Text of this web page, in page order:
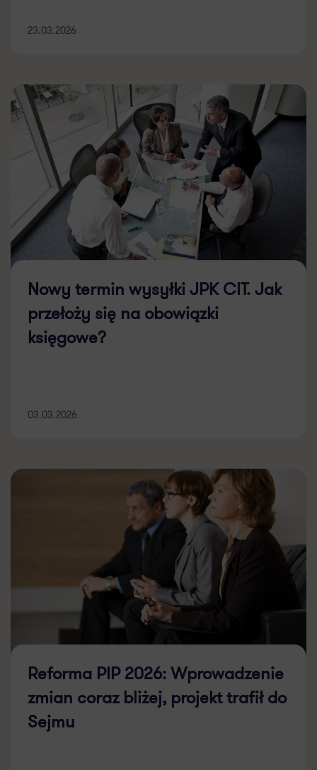
23.03.2026
Nowy termin wysyłki JPK CIT. Jak
przełoży się na obowiązki
księgowe?
03.03.2026
Reforma PIP 2026: Wprowadzenie
zmian coraz bliżej, projekt trafił do
Sejmu